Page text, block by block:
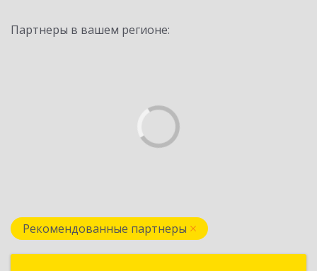
Партнеры в вашем регионе:
Рекомендованные партнеры